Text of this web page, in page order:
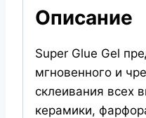
Описание
Super Glue Gel
мгновенного и
склеивания всех
керамики,